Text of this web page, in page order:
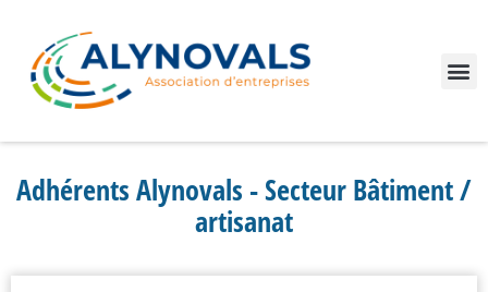
Adhérents Alynovals - Secteur Bâtiment /
artisanat